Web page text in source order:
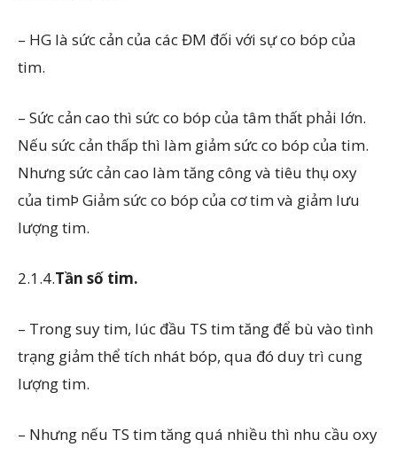
– HG là sức cản của các ĐM đối với sự co bóp của
tim.
– Sức cản cao thì sức co bóp của tâm thất phải lớn.
Nếu sức cản thấp thì làm giảm sức co bóp của tim.
Nhưng sức cản cao làm tăng công và tiêu thụ oxy
của timÞ Giảm sức co bóp của cơ tim và giảm lưu
lượng tim.
2.1.4.Tần số tim.
– Trong suy tim, lúc đầu TS tim tăng để bù vào tình
trạng giảm thể tích nhát bóp, qua đó duy trì cung
lượng tim.
– Nhưng nếu TS tim tăng quá nhiều thì nhu cầu oxy